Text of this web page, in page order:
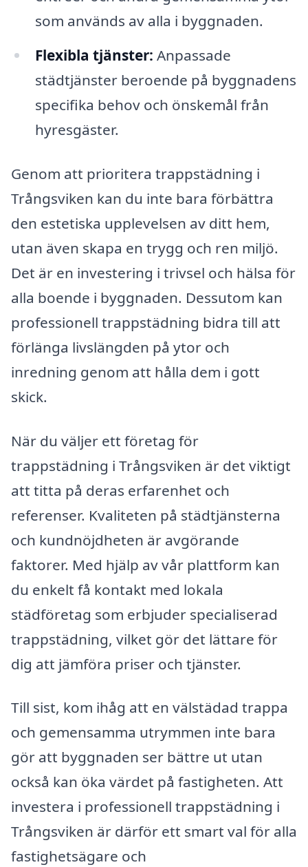
som används av alla i byggnaden.
Flexibla tjänster: Anpassade
städtjänster beroende på byggnadens
specifika behov och önskemål från
hyresgäster.
Genom att prioritera trappstädning i
Trångsviken kan du inte bara förbättra
den estetiska upplevelsen av ditt hem,
utan även skapa en trygg och ren miljö.
Det är en investering i trivsel och hälsa för
alla boende i byggnaden. Dessutom kan
professionell trappstädning bidra till att
förlänga livslängden på ytor och
inredning genom att hålla dem i gott
skick.
När du väljer ett företag för
trappstädning i Trångsviken är det viktigt
att titta på deras erfarenhet och
referenser. Kvaliteten på städtjänsterna
och kundnöjdheten är avgörande
faktorer. Med hjälp av vår plattform kan
du enkelt få kontakt med lokala
städföretag som erbjuder specialiserad
trappstädning, vilket gör det lättare för
dig att jämföra priser och tjänster.
Till sist, kom ihåg att en välstädad trappa
och gemensamma utrymmen inte bara
gör att byggnaden ser bättre ut utan
också kan öka värdet på fastigheten. Att
investera i professionell trappstädning i
Trångsviken är därför ett smart val för alla
fastighetsägare och